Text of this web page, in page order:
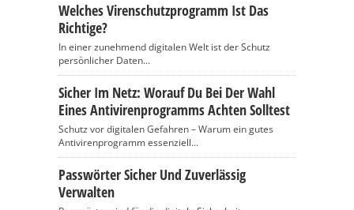
Welches Virenschutzprogramm Ist Das
Richtige?
In einer zunehmend digitalen Welt ist der Schutz
persönlicher Daten...
Sicher Im Netz: Worauf Du Bei Der Wahl
Eines Antivirenprogramms Achten Solltest
Schutz vor digitalen Gefahren – Warum ein gutes
Antivirenprogramm essenziell...
Passwörter Sicher Und Zuverlässig
Verwalten